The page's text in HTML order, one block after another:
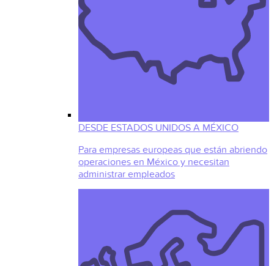
DESDE ESTADOS UNIDOS A MÉXICO
Para empresas europeas que están abriendo
operaciones en México y necesitan
administrar empleados